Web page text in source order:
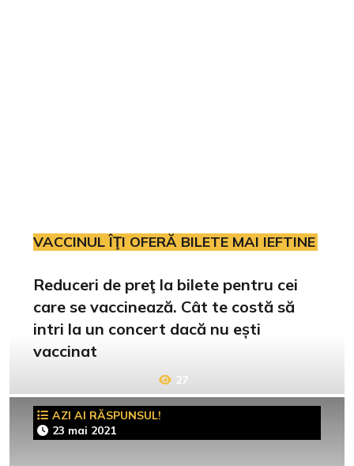
VACCINUL ÎŢI OFERĂ BILETE MAI IEFTINE
Reduceri de preţ la bilete pentru cei
care se vaccinează. Cât te costă să
intri la un concert dacă nu ești
vaccinat
27
AZI AI RĂSPUNSUL!
23 mai 2021